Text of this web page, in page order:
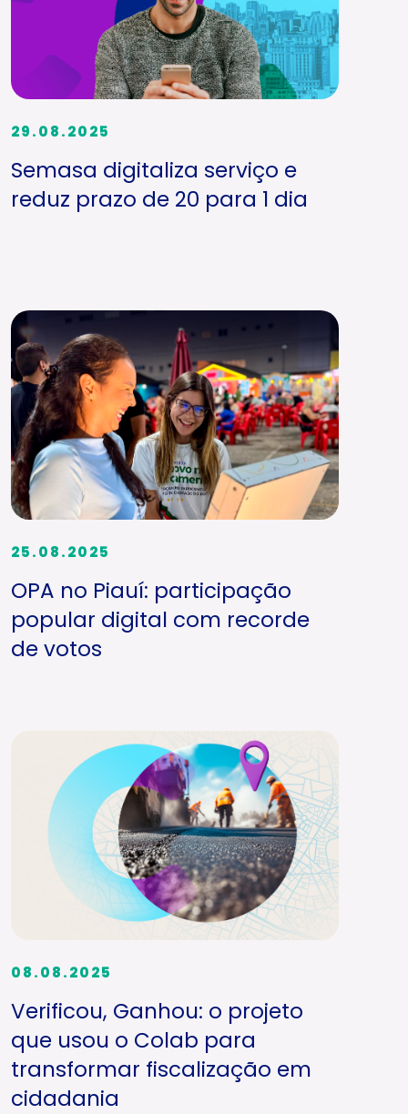
29.08.2025
Semasa digitaliza serviço e
reduz prazo de 20 para 1 dia
25.08.2025
OPA no Piauí: participação
popular digital com recorde
de votos
08.08.2025
Verificou, Ganhou: o projeto
que usou o Colab para
transformar fiscalização em
cidadania